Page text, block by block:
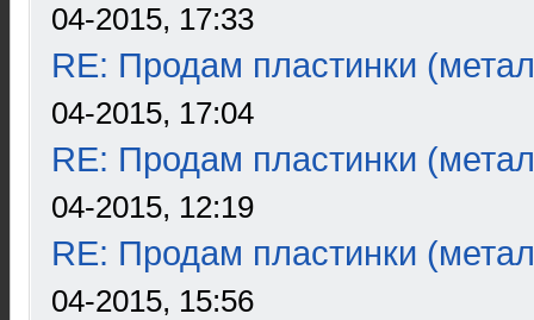
04-2015, 17:33
RE: Продам пластинки
04-2015, 17:04
RE: Продам пластинки
04-2015, 12:19
RE: Продам пластинки
04-2015, 15:56